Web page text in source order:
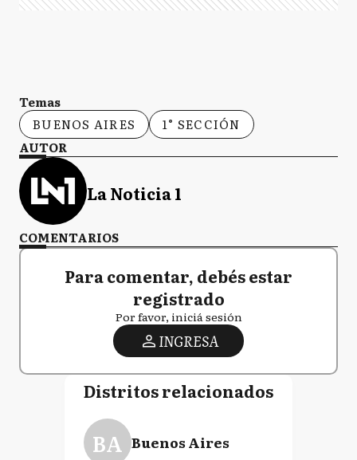
Temas
BUENOS AIRES
1° SECCIÓN
AUTOR
La Noticia 1
COMENTARIOS
Para comentar, debés estar
registrado
Por favor, iniciá sesión
INGRESA
Distritos relacionados
BA Buenos Aires